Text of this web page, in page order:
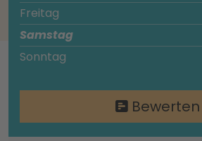
Freitag
Samstag
Sonntag
Bewerten